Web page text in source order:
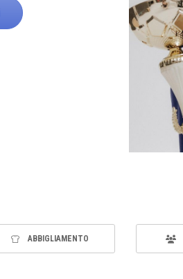
ABBIGLIAMENTO